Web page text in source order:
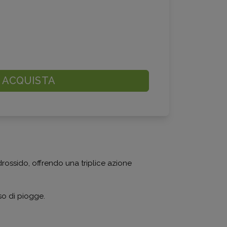
ACQUISTA
offrendo una triplice azione
di piogge.